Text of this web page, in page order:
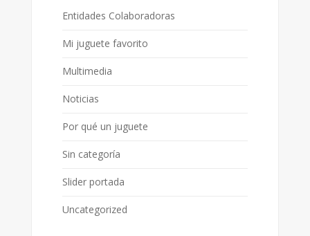
Entidades Colaboradoras
Mi juguete favorito
Multimedia
Noticias
Por qué un juguete
Sin categoría
Slider portada
Uncategorized